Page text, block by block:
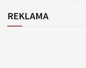
REKLAMA